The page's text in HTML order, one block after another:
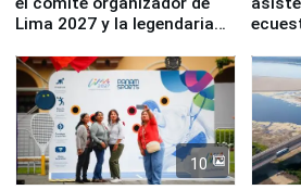
Lima 2027 y la legendaria
10